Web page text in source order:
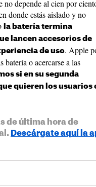
no depende al cien por
donde estás aislado y no
la batería termina
lancen accesorios de
de uso. Apple
batería o acercarse a las
si en su segunda
quieren los usuarios
de última hora de
Descárgate aquí la